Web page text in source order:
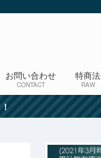
お問い合わせ
CONTACT
特商法
RAW